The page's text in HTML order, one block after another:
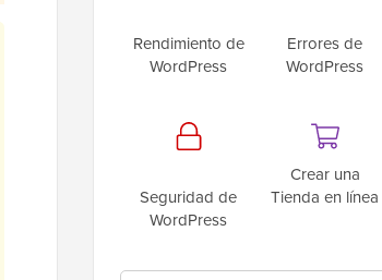
Rendimiento de
WordPress
Errores de
WordPress
Seguridad de
WordPress
Crear una
Tienda en línea